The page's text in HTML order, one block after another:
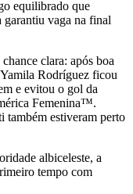
equilibrado que
vaga na final
clara: após boa
Rodríguez ficou
e evitou o gol da
Femenina™.
também estiveram perto
albiceleste, a
tempo com